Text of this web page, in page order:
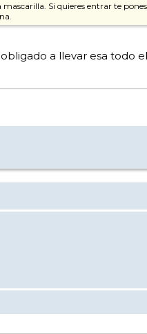
Si quieres entrar te
a llevar esa todo el